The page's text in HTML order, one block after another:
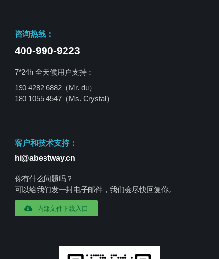
咨询热线：
400-990-9223
7*24h 全天候用户支持：
190 4282 6882（Mr. du）
180 1055 4547 （Ms. Crystal）
客户和技术支持：
hi@abestway.cn
你有什么问题吗？
可以给我们发一封电子邮件，我们会尽快回复你。
内部文件下载入口